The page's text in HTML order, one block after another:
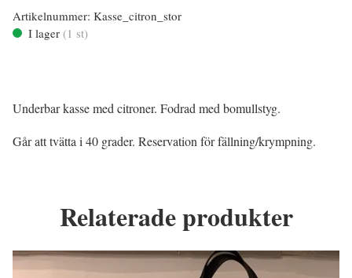
Artikelnummer: Kasse_citron_stor
I lager (1 st)
Underbar kasse med citroner. Fodrad med bomullstyg.
Går att tvätta i 40 grader. Reservation för fällning/krympning.
Relaterade produkter